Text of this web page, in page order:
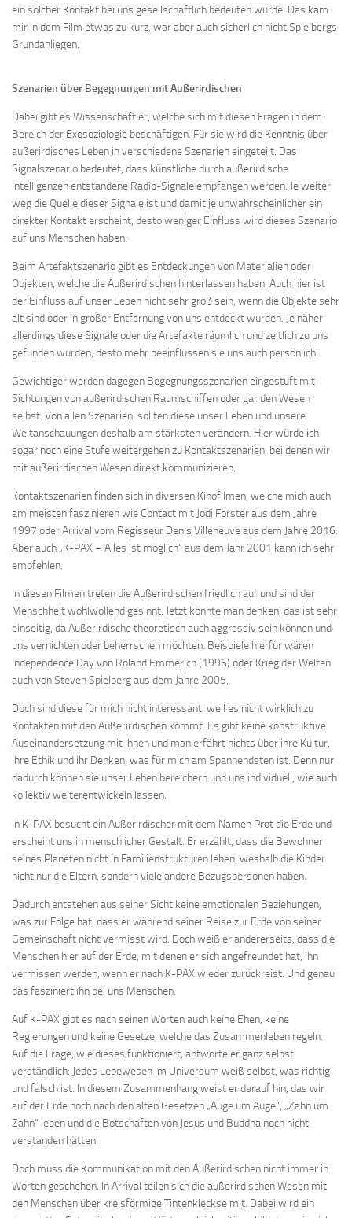
ein solcher Kontakt bei uns gesellschaftlich bedeuten würde. Das kam
mir in dem Film etwas zu kurz, war aber auch sicherlich nicht Spielbergs
Grundanliegen.
Szenarien über Begegnungen mit Außerirdischen
Dabei gibt es Wissenschaftler, welche sich mit diesen Fragen in dem
Bereich der Exosoziologie beschäftigen. Für sie wird die Kenntnis über
außerirdisches Leben in verschiedene Szenarien eingeteilt. Das
Signalszenario bedeutet, dass künstliche durch außerirdische
Intelligenzen entstandene Radio-Signale empfangen werden. Je weiter
weg die Quelle dieser Signale ist und damit je unwahrscheinlicher ein
direkter Kontakt erscheint, desto weniger Einfluss wird dieses Szenario
auf uns Menschen haben.
Beim Artefaktszenario gibt es Entdeckungen von Materialien oder
Objekten, welche die Außerirdischen hinterlassen haben. Auch hier ist
der Einfluss auf unser Leben nicht sehr groß sein, wenn die Objekte sehr
alt sind oder in großer Entfernung von uns entdeckt wurden. Je näher
allerdings diese Signale oder die Artefakte räumlich und zeitlich zu uns
gefunden wurden, desto mehr beeinflussen sie uns auch persönlich.
Gewichtiger werden dagegen Begegnungsszenarien eingestuft mit
Sichtungen von außerirdischen Raumschiffen oder gar den Wesen
selbst. Von allen Szenarien, sollten diese unser Leben und unsere
Weltanschauungen deshalb am stärksten verändern. Hier würde ich
sogar noch eine Stufe weitergehen zu Kontaktszenarien, bei denen wir
mit außerirdischen Wesen direkt kommunizieren.
Kontaktszenarien finden sich in diversen Kinofilmen, welche mich auch
am meisten faszinieren wie Contact mit Jodi Forster aus dem Jahre
1997 oder Arrival vom Regisseur Denis Villeneuve aus dem Jahre 2016.
Aber auch „K-PAX – Alles ist möglich“ aus dem Jahr 2001 kann ich sehr
empfehlen.
In diesen Filmen treten die Außerirdischen friedlich auf und sind der
Menschheit wohlwollend gesinnt. Jetzt könnte man denken, das ist sehr
einseitig, da Außerirdische theoretisch auch aggressiv sein können und
uns vernichten oder beherrschen möchten. Beispiele hierfür wären
Independence Day von Roland Emmerich (1996) oder Krieg der Welten
auch von Steven Spielberg aus dem Jahre 2005.
Doch sind diese für mich nicht interessant, weil es nicht wirklich zu
Kontakten mit den Außerirdischen kommt. Es gibt keine konstruktive
Auseinandersetzung mit ihnen und man erfährt nichts über ihre Kultur,
ihre Ethik und ihr Denken, was für mich am Spannendsten ist. Denn nur
dadurch können sie unser Leben bereichern und uns individuell, wie auch
kollektiv weiterentwickeln lassen.
In K-PAX besucht ein Außerirdischer mit dem Namen Prot die Erde und
erscheint uns in menschlicher Gestalt. Er erzählt, dass die Bewohner
seines Planeten nicht in Familienstrukturen leben, weshalb die Kinder
nicht nur die Eltern, sondern viele andere Bezugspersonen haben.
Dadurch entstehen aus seiner Sicht keine emotionalen Beziehungen,
was zur Folge hat, dass er während seiner Reise zur Erde von seiner
Gemeinschaft nicht vermisst wird. Doch weiß er andererseits, dass die
Menschen hier auf der Erde, mit denen er sich angefreundet hat, ihn
vermissen werden, wenn er nach K-PAX wieder zurückreist. Und genau
das fasziniert ihn bei uns Menschen.
Auf K-PAX gibt es nach seinen Worten auch keine Ehen, keine
Regierungen und keine Gesetze, welche das Zusammenleben regeln.
Auf die Frage, wie dieses funktioniert, antworte er ganz selbst
verständlich: Jedes Lebewesen im Universum weiß selbst, was richtig
und falsch ist. In diesem Zusammenhang weist er darauf hin, das wir
auf der Erde noch nach den alten Gesetzen „Auge um Auge“, „Zahn um
Zahn“ leben und die Botschaften von Jesus und Buddha noch nicht
verstanden hätten.
Doch muss die Kommunikation mit den Außerirdischen nicht immer in
Worten geschehen. In Arrival teilen sich die außerirdischen Wesen mit
den Menschen über kreisförmige Tintenkleckse mit. Dabei wird ein